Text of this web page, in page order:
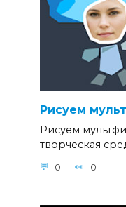
Рисуем
Рисуем
творческая
0 0